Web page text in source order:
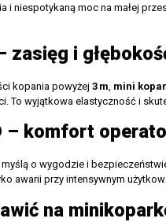
i niespotykaną moc na małej
zasięg i
kopania powyżej 3 m mini
To wyjątkowa elastyczność i
– komfort
o wygodzie i
awarii przy intensywnym
na